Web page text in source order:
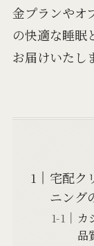
金プランやオ
の快適な睡眠
お届けいたし
宅配ク
ニング
カ
品